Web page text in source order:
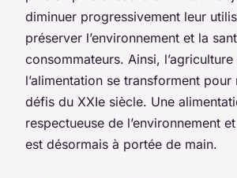
diminuer progressivement leur
préserver l’environnement et la
consommateurs. Ainsi, l’agriculture
l’alimentation se transforment
défis du XXIe siècle. Une
respectueuse de l’environnement
est désormais à portée de main.